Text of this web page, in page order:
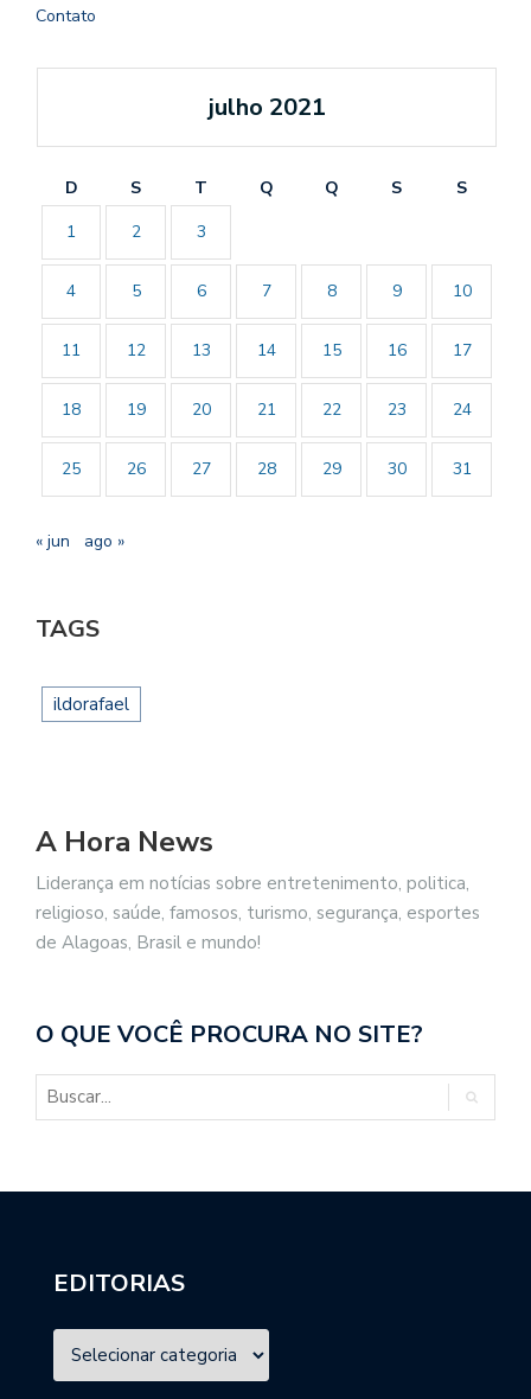
Contato
julho 2021
D S T Q Q S
S
1
2 3
4 5 6 7 8 9 10
11 12 13 14 15 16 17
18 19 20 21 22 23 24
25 26 27 28 29 30 31
« jun ago »
TAGS
ildorafael
A Hora News
Liderança em notícias sobre entretenimento, politica,
religioso, saúde, famosos, turismo, segurança, esportes
de Alagoas, Brasil e mundo!
O QUE VOCÊ PROCURA NO SITE?
EDITORIAS